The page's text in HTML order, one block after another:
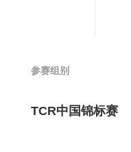
参赛组别
TCR中国锦标赛